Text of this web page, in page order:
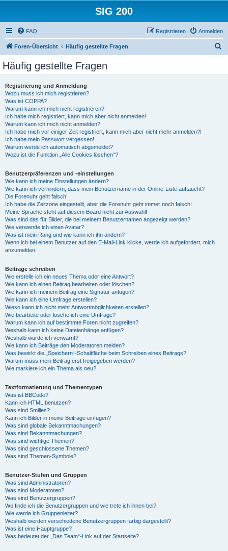
SIG 200
FAQ Anmelden
Registrieren
Foren-Übersicht Häufig gestellte Fragen
Häufig gestellte Fragen
Registrierung und Anmeldung
Wozu muss ich mich registrieren?
Was ist COPPA?
Warum kann ich mich nicht registrieren?
Ich habe mich registriert, kann mich aber nicht anmelden!
Warum kann ich mich nicht anmelden?
Ich habe mich vor einiger Zeit registriert, kann mich aber nicht mehr anmelden?!
Ich habe mein Passwort vergessen!
Warum werde ich automatisch abgemeldet?
Wozu ist die Funktion „Alle Cookies löschen“?
Benutzerpräferenzen und -einstellungen
Wie kann ich meine Einstellungen ändern?
Wie kann ich verhindern, dass mein Benutzername in der Online-Liste auftaucht?
Die Forenuhr geht falsch!
Ich habe die Zeitzone eingestellt, aber die Forenuhr geht immer noch falsch!
Meine Sprache steht auf diesem Board nicht zur Auswahl!
Was sind das für Bilder, die bei meinem Benutzernamen angezeigt werden?
Wie verwende ich einen Avatar?
Was ist mein Rang und wie kann ich ihn ändern?
Wenn ich bei einem Benutzer auf den E-Mail-Link klicke, werde ich aufgefordert, mich
anzumelden.
Beiträge schreiben
Wie erstelle ich ein neues Thema oder eine Antwort?
Wie kann ich einen Beitrag bearbeiten oder löschen?
Wie kann ich meinem Beitrag eine Signatur anfügen?
Wie kann ich eine Umfrage erstellen?
Wieso kann ich nicht mehr Antwortmöglichkeiten erstellen?
Wie bearbeite oder lösche ich eine Umfrage?
Warum kann ich auf bestimmte Foren nicht zugreifen?
Weshalb kann ich keine Dateianhänge anfügen?
Weshalb wurde ich verwarnt?
Wie kann ich Beiträge den Moderatoren melden?
Was bewirkt die „Speichern“-Schaltfläche beim Schreiben eines Beitrags?
Warum muss mein Beitrag erst freigegeben werden?
Wie markiere ich ein Thema als neu?
Textformatierung und Thementypen
Was ist BBCode?
Kann ich HTML benutzen?
Was sind Smilies?
Kann ich Bilder in meine Beiträge einfügen?
Was sind globale Bekanntmachungen?
Was sind Bekanntmachungen?
Was sind wichtige Themen?
Was sind geschlossene Themen?
Was sind Themen-Symbole?
Benutzer-Stufen und Gruppen
Was sind Administratoren?
Was sind Moderatoren?
Was sind Benutzergruppen?
Wo finde ich die Benutzergruppen und wie trete ich ihnen bei?
Wie werde ich Gruppenleiter?
Weshalb werden verschiedene Benutzergruppen farbig dargestellt?
Was ist eine Hauptgruppe?
Was bedeutet der „Das Team“-Link auf der Startseite?